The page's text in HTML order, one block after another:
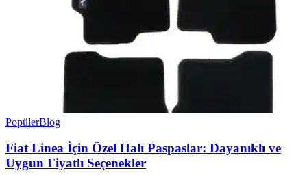
PopülerBlog
Fiat Linea İçin Özel Halı Paspaslar: Dayanıklı ve
Uygun Fiyatlı Seçenekler